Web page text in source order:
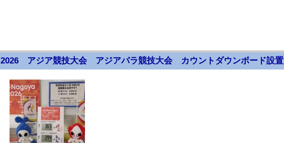
2026 アジア競技大会 アジアパラ競技大会 カウントダウンボード設置